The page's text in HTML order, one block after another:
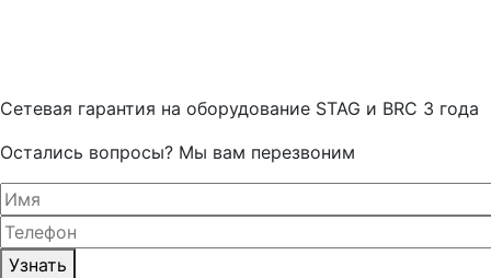
Cетевая гарантия на оборудование STAG и BRC 3 года
Остались вопросы? Мы вам перезвоним
Узнать